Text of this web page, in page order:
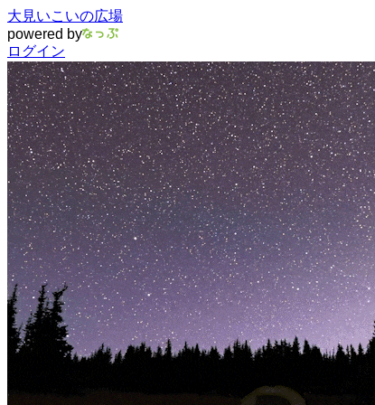
大見いこいの広場
powered by
ログイン